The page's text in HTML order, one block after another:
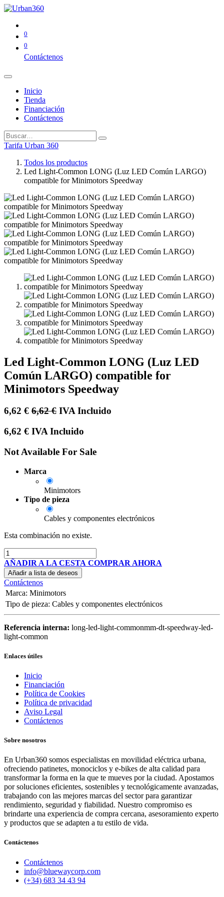
0
0
Contáctenos
Inicio
Tienda
Financiación
Contáctenos
Tarifa Urban 360
Todos los productos
Led Light-Common LONG (Luz LED Común LARGO)
compatible for Minimotors Speedway
Led Light-Common LONG (Luz LED
Común LARGO) compatible for
Minimotors Speedway
6,62 € 6,62€ IVA Incluido
6,62 € IVA Incluido
Not Available For Sale
Marca
Minimotors
Tipo de pieza
Cables y componentes electrónicos
Esta combinación no existe.
AÑADIR A LA CESTA COMPRAR AHORA
Añadir a lista de deseos
Contáctenos
Marca: Minimotors
Tipo de pieza: Cables y componentes electrónicos
Referencia interna: long-led-light-commonmm-dt-speedway-led-
light-common
Enlaces útiles
Inicio
Financiación
Política de Cookies
Política de privacidad
Aviso Legal
Contáctenos
Sobre nosotros
En Urban360 somos especialistas en movilidad eléctrica urbana,
ofreciendo patinetes, monociclos y e-bikes de alta calidad para
transformar la forma en la que te mueves por la ciudad. Apostamos
por soluciones eficientes, sostenibles y tecnológicamente avanzadas,
trabajando con las mejores marcas del sector para garantizar
rendimiento, seguridad y fiabilidad. Nuestro compromiso es
brindarte una experiencia de compra cercana, asesoramiento experto
y productos que se adapten a tu estilo de vida.
Contáctenos
Contáctenos
info@bluewaycorp.com
(+34) 683 34 43 94